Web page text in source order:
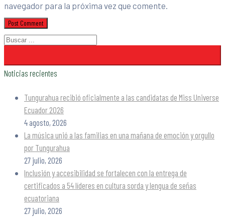
navegador para la próxima vez que comente.
Noticias recientes
Tungurahua recibió oficialmente a las candidatas de Miss Universe
Ecuador 2026
4 agosto, 2026
La música unió a las familias en una mañana de emoción y orgullo
por Tungurahua
27 julio, 2026
Inclusión y accesibilidad se fortalecen con la entrega de
certificados a 54 líderes en cultura sorda y lengua de señas
ecuatoriana
27 julio, 2026